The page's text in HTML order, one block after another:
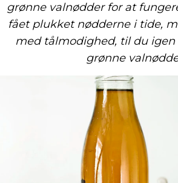
grønne valnødder for at
fået plukket nødderne i tide,
med tålmodighed, til du
grønne